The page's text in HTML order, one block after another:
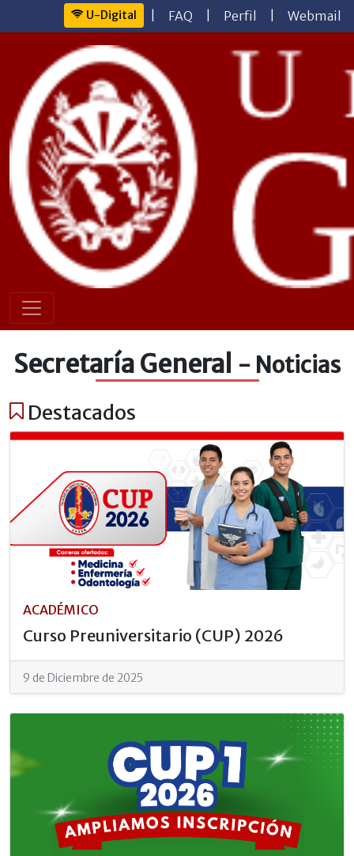
U-Digital FAQ Perfil Webmail
Secretaría General - Noticias
Destacados
ACADÉMICO
Curso Preuniversitario (CUP) 2026
9 de Diciembre de 2025